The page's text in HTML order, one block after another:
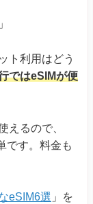
」
ト利用はどう
ではeSIMが便
えるので、
です。料金も
eSIM6選 」を